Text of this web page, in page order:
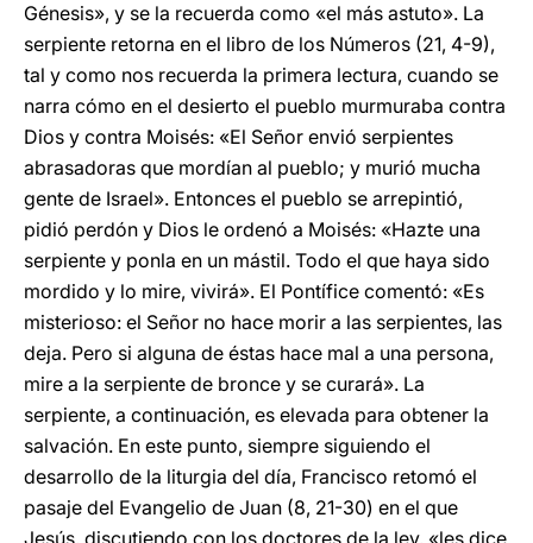
Génesis», y se la recuerda como «el más astuto». La
serpiente retorna en el libro de los Números (21, 4-9),
tal y como nos recuerda la primera lectura, cuando se
narra cómo en el desierto el pueblo murmuraba contra
Dios y contra Moisés: «El Señor envió serpientes
abrasadoras que mordían al pueblo; y murió mucha
gente de Israel». Entonces el pueblo se arrepintió,
pidió perdón y Dios le ordenó a Moisés: «Hazte una
serpiente y ponla en un mástil. Todo el que haya sido
mordido y lo mire, vivirá». El Pontífice comentó: «Es
misterioso: el Señor no hace morir a las serpientes, las
deja. Pero si alguna de éstas hace mal a una persona,
mire a la serpiente de bronce y se curará». La
serpiente, a continuación, es elevada para obtener la
salvación. En este punto, siempre siguiendo el
desarrollo de la liturgia del día, Francisco retomó el
pasaje del Evangelio de Juan (8, 21-30) en el que
Jesús, discutiendo con los doctores de la ley, «les dice